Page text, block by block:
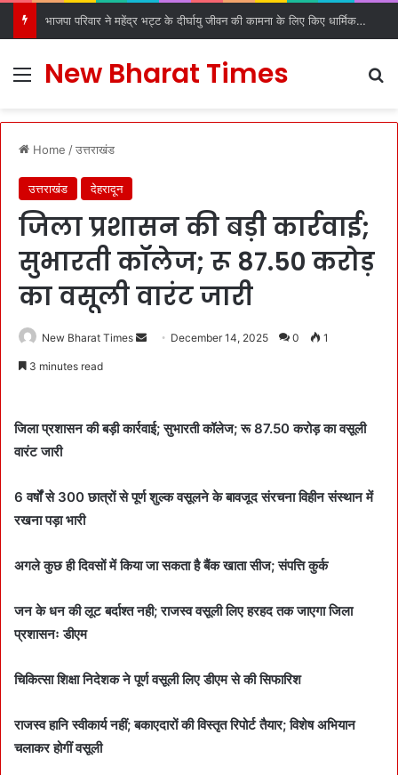
भाजपा परिवार ने महेंद्र भट्ट के दीर्घायु जीवन की कामना के लिए किए धार्मिक अनुष्ठान
Menu
New Bharat Times
Home /उत्तराखंड
उत्तराखंड देहरादून
जिला प्रशासन की बड़ी कार्रवाई;
सुभारती कॉलेज; रू 87.50 करोड़
का वसूली वारंट जारी
New Bharat Times
a
December 14, 2025 0 1
3 minutes read
जिला प्रशासन की बड़ी कार्रवाई; सुभारती कॉलेज; रू 87.50 करोड़ का वसूली
वारंट जारी
6 वर्षों से 300 छात्रों से पूर्ण शुल्क वसूलने के बावजूद संरचना विहीन संस्थान में
रखना पड़ा भारी
अगले कुछ ही दिवसों में किया जा सकता है बैंक खाता सीज; संपत्ति कुर्क
जन के धन की लूट बर्दाश्त नही; राजस्व वसूली लिए हरहद तक जाएगा जिला
प्रशासनः डीएम
चिकित्सा शिक्षा निदेशक ने पूर्ण वसूली लिए डीएम से की सिफारिश
राजस्व हानि स्वीकार्य नहीं; बकाएदारों की विस्तृत रिपोर्ट तैयार; विशेष अभियान
चलाकर होगीं वसूली